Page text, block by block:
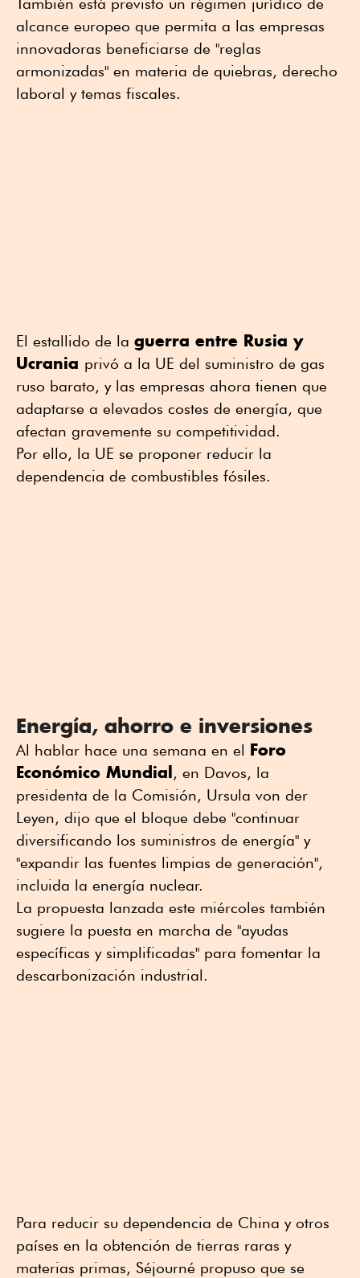
También está previsto un régimen jurídico de
alcance europeo que permita a las empresas
innovadoras beneficiarse de "reglas
armonizadas" en materia de quiebras, derecho
laboral y temas fiscales.
El estallido de la guerra entre Rusia y
Ucrania privó a la UE del suministro de gas
ruso barato, y las empresas ahora tienen que
adaptarse a elevados costes de energía, que
afectan gravemente su competitividad.
Por ello, la UE se proponer reducir la
dependencia de combustibles fósiles.
Energía, ahorro e inversiones
Al hablar hace una semana en el Foro
Económico Mundial , en Davos, la
presidenta de la Comisión, Ursula von der
Leyen, dijo que el bloque debe "continuar
diversificando los suministros de energía" y
"expandir las fuentes limpias de generación",
incluida la energía nuclear.
La propuesta lanzada este miércoles también
sugiere la puesta en marcha de "ayudas
específicas y simplificadas" para fomentar la
descarbonización industrial.
Para reducir su dependencia de China y otros
países en la obtención de tierras raras y
materias primas, Séjourné propuso que se